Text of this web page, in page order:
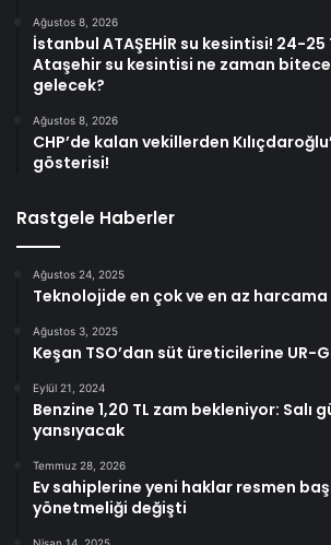
Ağustos 8, 2026
İstanbul ATAŞEHİR su kesintisi! 24-25
Ataşehir su kesintisi ne zaman
gelecek?
Ağustos 8, 2026
CHP’de kalan vekillerden
gösterisi!
Rastgele Haberler
Ağustos 24, 2025
Teknolojide en çok ve en az
Ağustos 3, 2025
Keşan TSO’dan süt üreticilerine UR-
Eylül 21, 2024
Benzine 1,20 TL zam bekleniyor: Salı
yansıyacak
Temmuz 28, 2026
Ev sahiplerine yeni haklar resmen
yönetmeliği değişti